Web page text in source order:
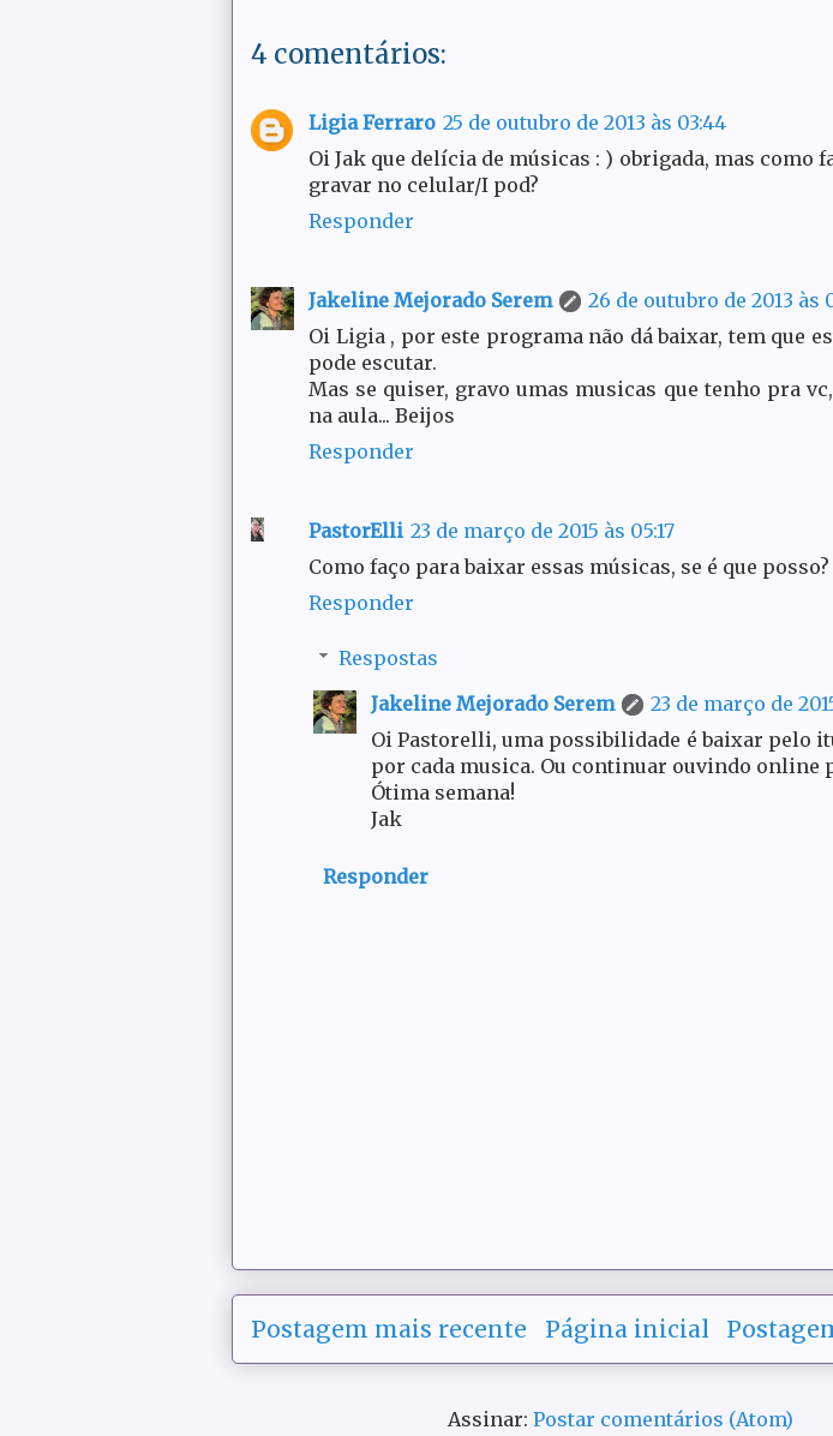
4 comentários:
Ligia Ferraro 25 de outubro de 2013 às 03:44
Oi Jak que delícia de músicas : ) obrigada, mas como
gravar no celular/I pod?
Responder
Jakeline Mejorado Serem
26 de outubro de 2013 às
Oi Ligia , por este programa não dá baixar, tem que
pode escutar.
Mas se quiser, gravo umas musicas que tenho pra
na aula... Beijos
Responder
PastorElli 23 de março de 2015 às 05:17
Como faço para baixar essas músicas, se é que posso?
Responder
Respostas
Jakeline Mejorado Serem
23 de março de
Oi Pastorelli, uma possibilidade é baixar pelo
por cada musica. Ou continuar ouvindo online
Ótima semana!
Jak
Responder
Postagem mais recente Página inicial
Assinar: Postar comentários (Atom)